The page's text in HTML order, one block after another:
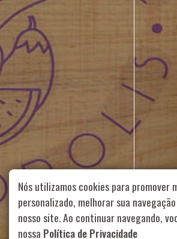
Rua Aurélia, 1714 – Vila Romana, São
99178-5848 |
Nós utilizamos cookies para promover
personalizado, melhorar sua
nosso site. Ao continuar navegando,
nossa Política de Privacidade